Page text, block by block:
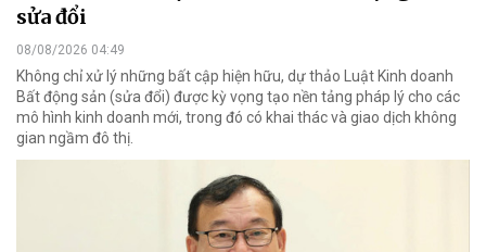
sửa đổi
08/08/2026 04:49
Không chỉ xử lý những bất cập hiện hữu, dự thảo Luật Kinh doanh
Bất động sản (sửa đổi) được kỳ vọng tạo nền tảng pháp lý cho các
mô hình kinh doanh mới, trong đó có khai thác và giao dịch không
gian ngầm đô thị.